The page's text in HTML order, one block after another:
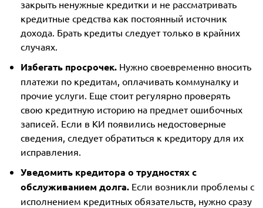
закрыть ненужные кредитки и не рассматривать
кредитные средства как постоянный источник
дохода. Брать кредиты следует только в крайних
случаях.
Избегать просрочек. Нужно своевременно вносить
платежи по кредитам, оплачивать коммуналку и
прочие услуги. Еще стоит регулярно проверять
свою кредитную историю на предмет ошибочных
записей. Если в КИ появились недостоверные
сведения, следует обратиться к кредитору для их
исправления.
Уведомить кредитора о трудностях с
обслуживанием долга. Если возникли проблемы с
исполнением кредитных обязательств, нужно сразу